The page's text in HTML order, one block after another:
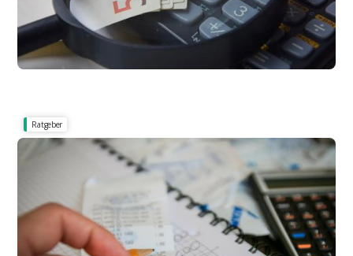
Ratgeber
Transparenz in der Nebenkostenabrechnung - Ihr Recht auf
Belegeinsicht: Ihr Recht als Mieter auf Einsicht
in die Belege